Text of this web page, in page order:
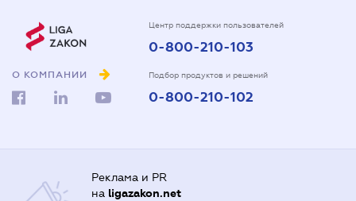
О КОМПАНИИ
Центр поддержки пользователей
0-800-210-103
Подбор продуктов и решений
0-800-210-102
Реклама и PR
на ligazakon.net